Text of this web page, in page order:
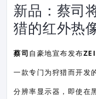
新品：蔡司
猎的红外热
蔡司 自豪地宣布发布
一款专门为狩猎而开发
分辨率显示器，即使在